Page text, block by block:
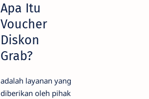
Apa Itu
Voucher
Diskon
Grab?
adalah layanan yang
diberikan oleh pihak